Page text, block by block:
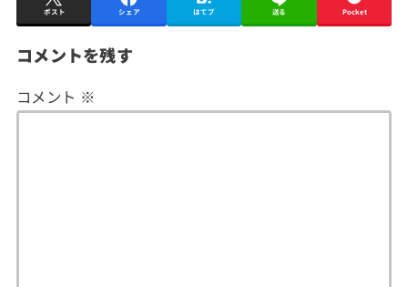
ポスト シェア はてブ 送る Pocket
コメントを残す
コメント ※